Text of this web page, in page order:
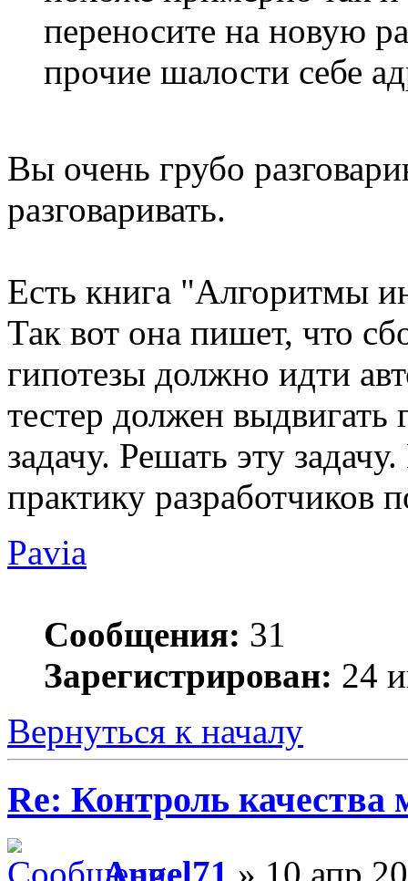
переносите на новую
прочие шалости себе
Вы очень грубо
разговаривать.
Есть книга "Алгоритмы
Так вот она пишет, что
гипотезы должно идти
тестер должен выдвигать
задачу. Решать эту
практику разработчиков
Pavia
Сообщения: 31
Зарегистрирован: 24
Вернуться к началу
Re: Контроль качества